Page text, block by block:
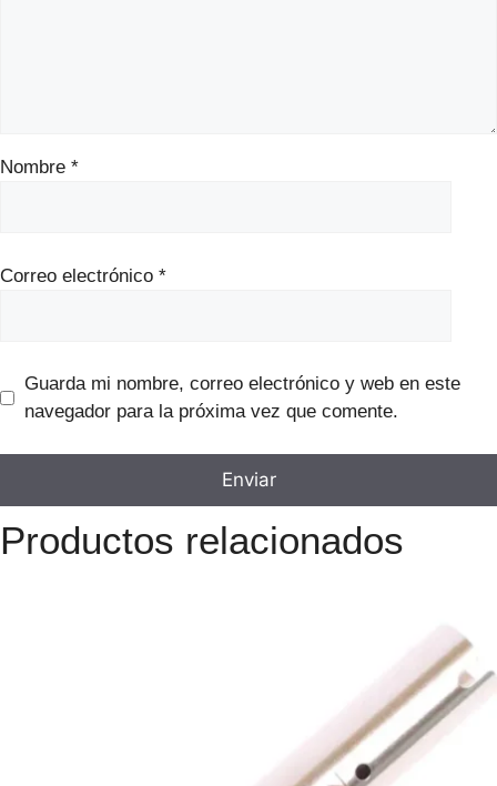
Nombre *
Correo electrónico *
Guarda mi nombre, correo electrónico y web en este
navegador para la próxima vez que comente.
Productos relacionados